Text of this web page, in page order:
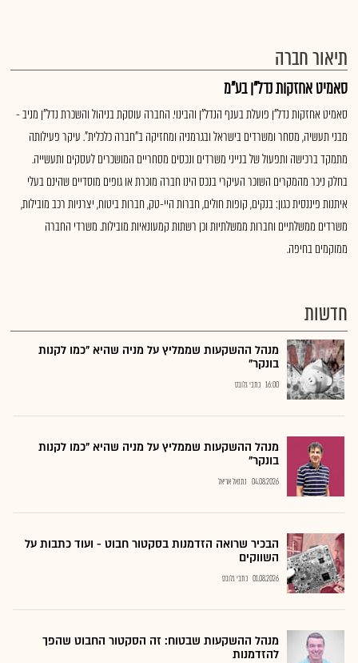
תיאור חברה
סאמיט אחזקות נדל"ן בע"מ
סאמיט אחזקות נדל"ן פועלת בענף הנדל"ן והבינוי. החברה עוסקת בניהול והשכרת נדל"ן מניב -
מבני תעשיה, מסחר ומשרדים בישראל ובגרמניה ומחזיקה ב"חברה כלכלית". עיקר פעילותה
מתמקד ברכישה ותפעול של בנייני משרדים ונכסים מסחריים המושכרים לעסקים ותעשייה.
בחלק ניכר מהמקרים השוכר העיקרי בנכס הינו חברה מוכרת או גופים מוסדיים שהינם בעלי
איתנות פיננסית כגון: בנקים, קופות חולים, חברות היי-טק, חברות ביטוח, יצרניות רכב מובילות,
משרדים ממשלתיים וחברות ממשלתיות וכן רשתות קמעונאיות מובילות. משרדי החברה
ממוקמים בחיפה.
חדשות
מנהל ההשקעות שממליץ על מניה שהיא "כמו לקנות
בונקר"
16:00 כתבי גלובס
מנהל ההשקעות שממליץ על מניה שהיא "כמו לקנות
בונקר"
04.08.2026 נתנאל אריאל
הבכיר שרואה הזדמנות בסקטור חבוט - ועוד כתבות על
השווקים
01.08.2026 כתבי גלובס
מנהל ההשקעות שבטוח: זה הסקטור החבוט שהפך
להזדמנות